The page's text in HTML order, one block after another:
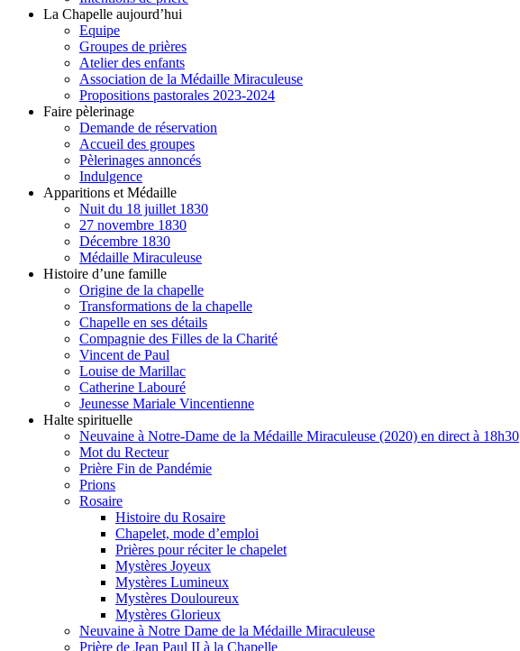
La Chapelle aujourd’hui
Equipe
Groupes de prières
Atelier des enfants
Association de la Médaille Miraculeuse
Propositions pastorales 2023-2024
Faire pèlerinage
Demande de réservation
Accueil des groupes
Pèlerinages annoncés
Indulgence
Apparitions et Médaille
Nuit du 18 juillet 1830
27 novembre 1830
Décembre 1830
Médaille Miraculeuse
Histoire d’une famille
Origine de la chapelle
Transformations de la chapelle
Chapelle en ses détails
Compagnie des Filles de la Charité
Vincent de Paul
Louise de Marillac
Catherine Labouré
Jeunesse Mariale Vincentienne
Halte spirituelle
Neuvaine à Notre-Dame de la Médaille Miraculeuse (2020) en direct à 18h30
Mot du Recteur
Prière Fin de Pandémie
Prions
Rosaire
Histoire du Rosaire
Chapelet, mode d’emploi
Prières pour réciter le chapelet
Mystères Joyeux
Mystères Lumineux
Mystères Douloureux
Mystères Glorieux
Neuvaine à Notre Dame de la Médaille Miraculeuse
Prière de Jean Paul II à la Chapelle